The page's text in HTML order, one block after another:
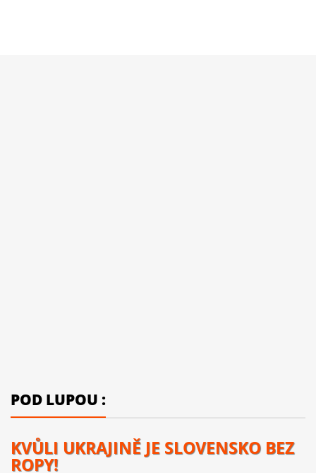
POD LUPOU :
KVŮLI UKRAJINĚ JE SLOVENSKO BEZ
ROPY!